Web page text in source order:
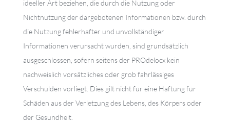
ideeller Art beziehen, die durch die Nutzung oder
Nichtnutzung der dargebotenen Informationen bzw. durch
die Nutzung fehlerhafter und unvollständiger
Informationen verursacht wurden, sind grundsätzlich
ausgeschlossen, sofern seitens der PROdelocx kein
nachweislich vorsätzliches oder grob fahrlässiges
Verschulden vorliegt. Dies gilt nicht für eine Haftung für
Schäden aus der Verletzung des Lebens, des Körpers oder
der Gesundheit.